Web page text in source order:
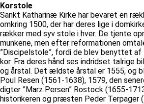
Korstole
Sankt Katharinæ Kirke har bevaret en
omkring 1500, der har deres lige i
rækker med syv stole i hver. De tjente
munkene, men efter reformationen
”Discipelstole”, fordi de blev benyttet af
kor. Fra deres hånd ses indridset talrige
og årstal. Det ældste årstal er 1555, og
Poul Resen (1561-1638), 1579, den
digter ”Marz Persen” Rostock (1655-
historikeren og præsten Peder Terpager